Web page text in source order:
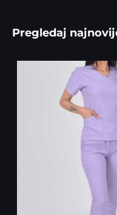
Pregledaj